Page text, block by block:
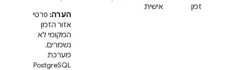
זמן
אישית
הערה: פרטי
אזור הזמן
המקומי לא
נשמרים.
מערכת
PostgreSQL